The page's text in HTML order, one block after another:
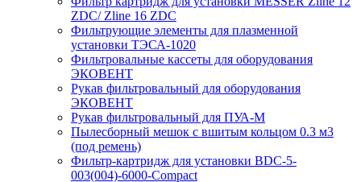
ZDC/ Zline 16 ZDC
Фильтрующие элементы для плазменной
установки ТЭСА-1020
Фильтровальные кассеты для оборудования
ЭКОВЕНТ
Рукав фильтровальный для оборудования
ЭКОВЕНТ
Рукав фильтровальный для ПУА-М
Пылесборный мешок с вшитым кольцом 0.3 м3
(под ремень)
Фильтр-картридж для установки BDC-5-
003(004)-6000-Compact